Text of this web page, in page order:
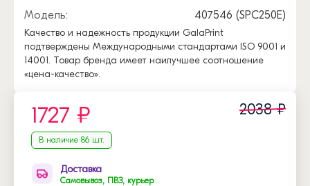
Модель:
407546 (SPC250E)
Качество и надежность продукции GalaPrint
подтверждены Международными стандартами ISO 9001 и
14001. Товар бренда имеет наилучшее соотношение
«цена-качество».
1727 ₽ 2038 ₽
В наличие 86 шт.
Доставка
Самовывоз, ПВЗ, курьер